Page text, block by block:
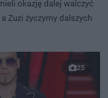
okazję dalej walczyć
Zuzi życzymy dalszych
25